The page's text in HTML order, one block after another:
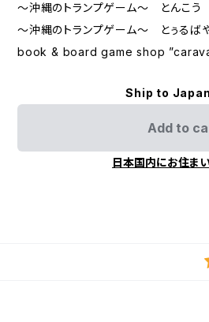
～沖縄のトランプゲーム～ とんこう
～沖縄のトランプゲーム～ とぅるば
book & board game shop
Ship to
Add to
日本国内にお住ま